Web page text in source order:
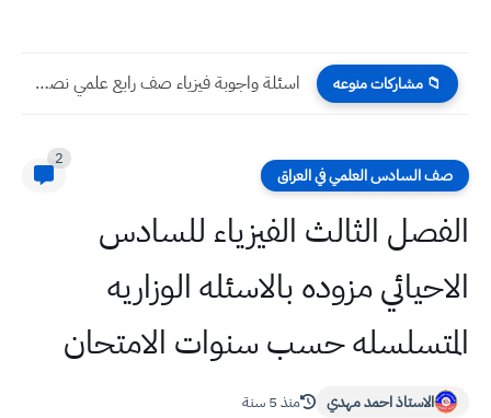
📁 مشاركات منوعه اسئلة واجوبة فيزياء صف رابع علمي نصف السنة 2022 نهاية...
صف السادس العلمي في العراق
2
الفصل الثالث الفيزياء للسادس
الاحيائي مزوده بالاسئله الوزاريه
المتسلسله حسب سنوات الامتحان
الاستاذ احمد مهدي منذ 5 سنة